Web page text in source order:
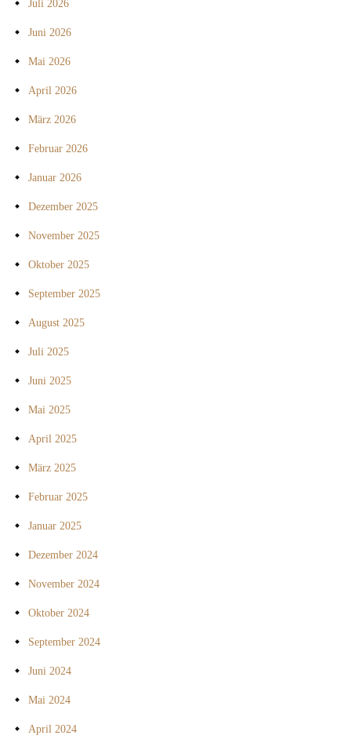
Juli 2026
Juni 2026
Mai 2026
April 2026
März 2026
Februar 2026
Januar 2026
Dezember 2025
November 2025
Oktober 2025
September 2025
August 2025
Juli 2025
Juni 2025
Mai 2025
April 2025
März 2025
Februar 2025
Januar 2025
Dezember 2024
November 2024
Oktober 2024
September 2024
Juni 2024
Mai 2024
April 2024